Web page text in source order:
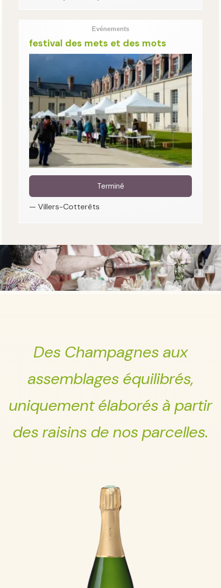
Evénements
festival des mets et des mots
Terminé
— Villers-Cotterêts
Des Champagnes aux
assemblages équilibrés,
uniquement élaborés à partir
des raisins de nos parcelles.